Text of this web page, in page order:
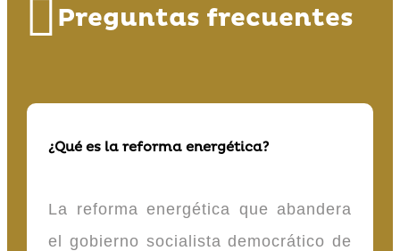
Preguntas frecuentes
¿Qué es la reforma energética?
La reforma energética que abandera
el gobierno socialista democrático de